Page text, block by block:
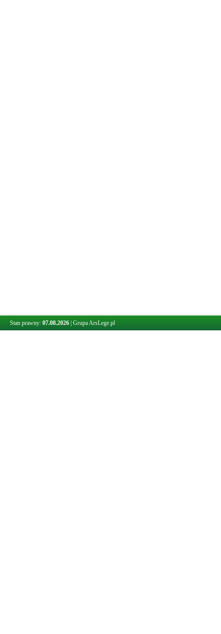
Stan prawny: 07.08.2026 Grupa ArsLege.pl